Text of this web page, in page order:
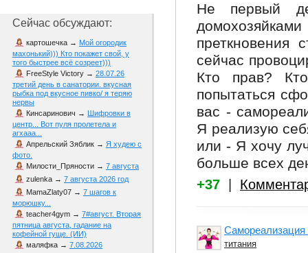
Не первый
преткновения
сейчас
Кто прав?
попытаться
вас -
Я реализую
или - Я хочу
больше всех
+37
Самореализация
титания
Сейчас обсуждают:
картошечка → Мой огородик
махонький))) Кто покажет свой, у
того быстрее всё созреет)))
FreeStyle Victory → 28.07.26
третий день в санатории. вкусная
рыбка под вкусное пивко/ я теряю
нервы
Кинсаринович → Шифровки в
центр... Вот пуля пролетела и
агхааа...
Апрельский Зяблик → Я худею с
фото.
Милости_Пряности → 7 августа
zulenka → 7 августа 2026 год
MamaZlaty07 → 7 шагов к
морюшку...
teacher4gym → 7#август. Вторая
пятница августа, гадание на
кофейной гуще. (ИИ)
маляфка → 7.08.2026